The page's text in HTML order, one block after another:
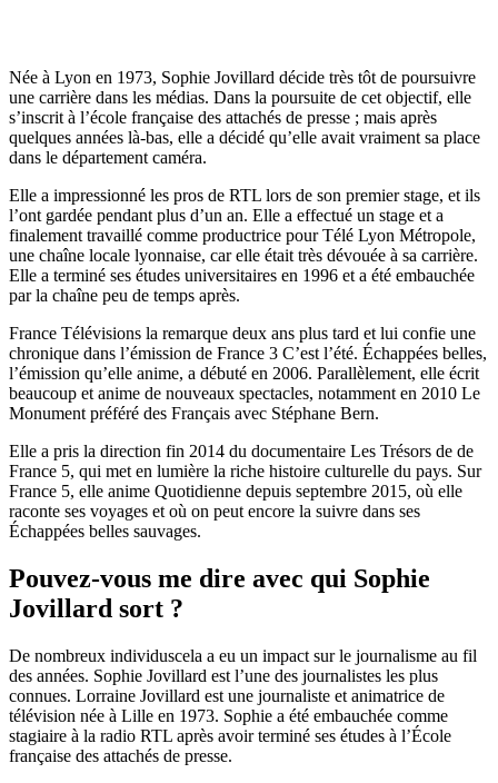
Née à Lyon en 1973, Sophie Jovillard décide très tôt de poursuivre
une carrière dans les médias. Dans la poursuite de cet objectif, elle
s’inscrit à l’école française des attachés de presse ; mais après
quelques années là-bas, elle a décidé qu’elle avait vraiment sa place
dans le département caméra.
Elle a impressionné les pros de RTL lors de son premier stage, et ils
l’ont gardée pendant plus d’un an. Elle a effectué un stage et a
finalement travaillé comme productrice pour Télé Lyon Métropole,
une chaîne locale lyonnaise, car elle était très dévouée à sa carrière.
Elle a terminé ses études universitaires en 1996 et a été embauchée
par la chaîne peu de temps après.
France Télévisions la remarque deux ans plus tard et lui confie une
chronique dans l’émission de France 3 C’est l’été. Échappées belles,
l’émission qu’elle anime, a débuté en 2006. Parallèlement, elle écrit
beaucoup et anime de nouveaux spectacles, notamment en 2010 Le
Monument préféré des Français avec Stéphane Bern.
Elle a pris la direction fin 2014 du documentaire Les Trésors de de
France 5, qui met en lumière la riche histoire culturelle du pays. Sur
France 5, elle anime Quotidienne depuis septembre 2015, où elle
raconte ses voyages et où on peut encore la suivre dans ses
Échappées belles sauvages.
Pouvez-vous me dire avec qui Sophie
Jovillard sort ?
De nombreux individuscela a eu un impact sur le journalisme au fil
des années. Sophie Jovillard est l’une des journalistes les plus
connues. Lorraine Jovillard est une journaliste et animatrice de
télévision née à Lille en 1973. Sophie a été embauchée comme
stagiaire à la radio RTL après avoir terminé ses études à l’École
française des attachés de presse.